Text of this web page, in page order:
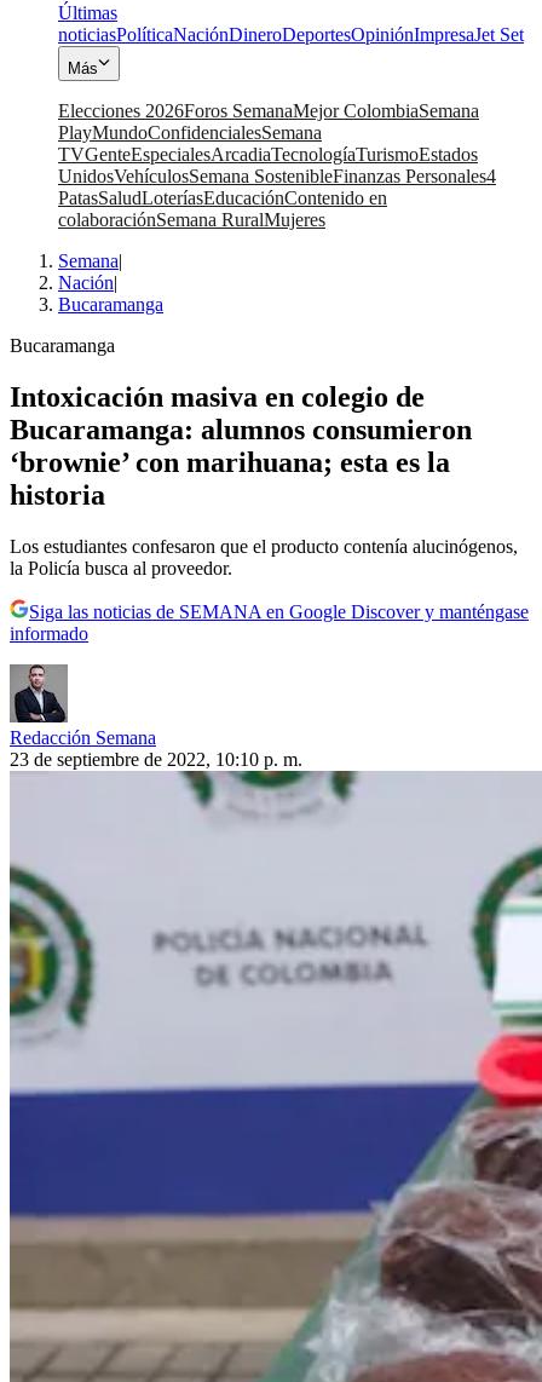
Últimas
noticiasPolíticaNaciónDineroDeportesOpiniónImpresaJet Set
Más
Elecciones 2026Foros SemanaMejor ColombiaSemana
PlayMundoConfidencialesSemana
TVGenteEspecialesArcadiaTecnologíaTurismoEstados
UnidosVehículosSemana SostenibleFinanzas Personales4
PatasSaludLoteríasEducaciónContenido en
colaboraciónSemana RuralMujeres
Semana|
Nación|
Bucaramanga
Bucaramanga
Intoxicación masiva en colegio de
Bucaramanga: alumnos consumieron
‘brownie’ con marihuana; esta es la
historia
Los estudiantes confesaron que el producto contenía alucinógenos,
la Policía busca al proveedor.
Siga las noticias de SEMANA en Google Discover y manténgase
informado
Redacción Semana
23 de septiembre de 2022, 10:10 p. m.